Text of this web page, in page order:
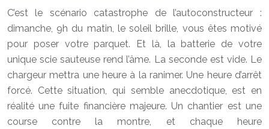
C’est le scénario catastrophe de l’autoconstructeur :
dimanche, 9h du matin, le soleil brille, vous êtes motivé
pour poser votre parquet. Et là, la batterie de votre
unique scie sauteuse rend l’âme. La seconde est vide. Le
chargeur mettra une heure à la ranimer. Une heure d’arrêt
forcé. Cette situation, qui semble anecdotique, est en
réalité une fuite financière majeure. Un chantier est une
course contre la montre, et chaque heure